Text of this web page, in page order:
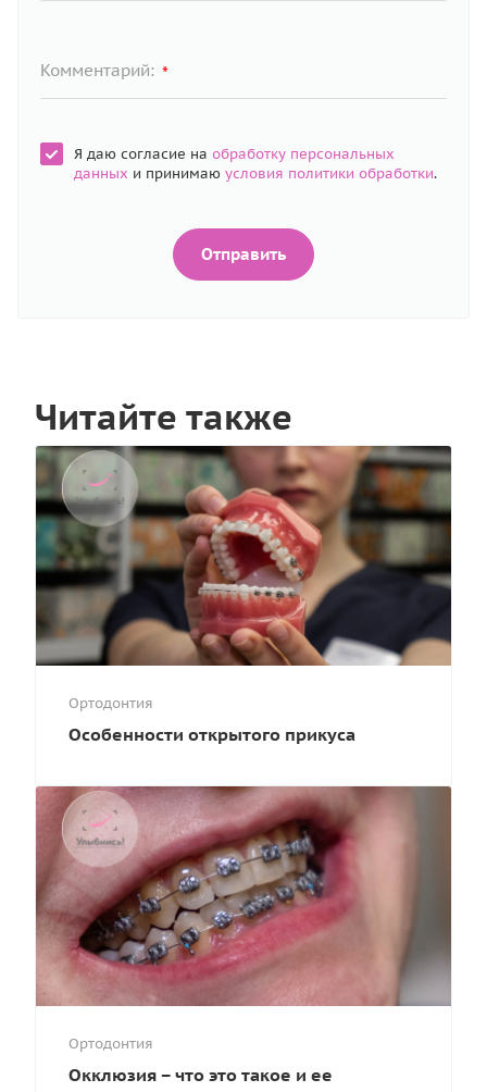
Комментарий: *
Я даю согласие на обработку персональных
данных и принимаю условия политики обработки.
Отправить
Читайте также
Ортодонтия
Особенности открытого прикуса
Ортодонтия
Окклюзия – что это такое и ее